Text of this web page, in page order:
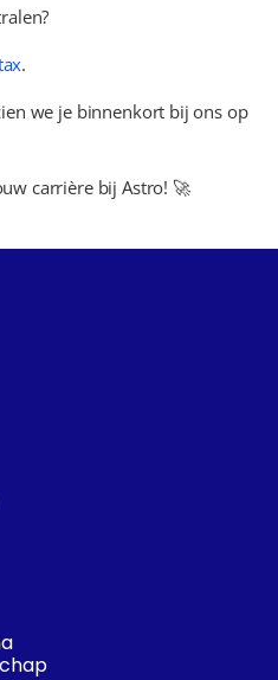
.
we je binnenkort bij ons op
carrière bij Astro! 🚀